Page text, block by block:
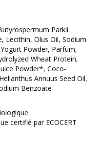
Parkii
Lecithin, Olus Oil, Sodium
Powder, Parfum,
Wheat Protein,
Powder*, Coco-
Annuus Seed Oil,
Benzoate
certifié par ECOCERT